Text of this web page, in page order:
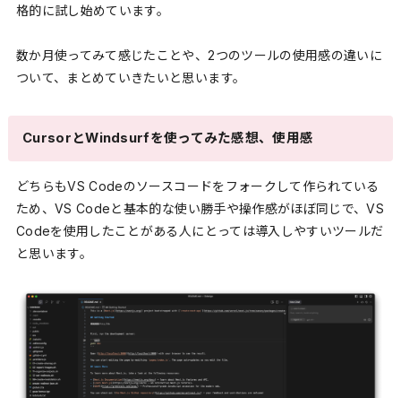
格的に試し始めています。
数か月使ってみて感じたことや、2つのツールの使用感の違いに
ついて、まとめていきたいと思います。
CursorとWindsurfを使ってみた感想、使用感
どちらもVS Codeのソースコードをフォークして作られている
ため、VS Codeと基本的な使い勝手や操作感がほぼ同じで、VS
Codeを使用したことがある人にとっては導入しやすいツールだ
と思います。